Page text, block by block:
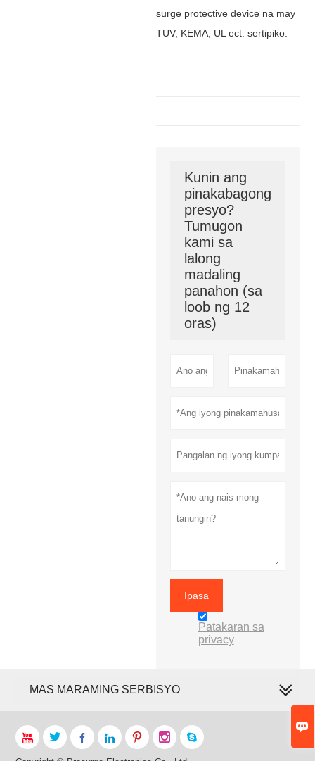

surge protective device na may
TUV, KEMA, UL ect. sertipiko.
Kunin ang
pinakabagong
presyo?
Tumugon
kami sa
lalong
madaling
panahon (sa
loob ng 12
oras)
Ipasa
Patakaran sa
privacy
MAS MARAMING SERBISYO
      